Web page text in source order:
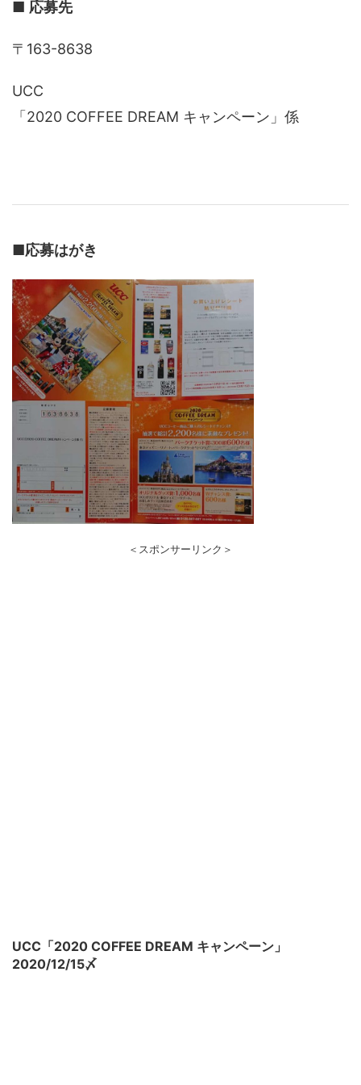
■ 応募先
〒163-8638
UCC
「2020 COFFEE DREAM キャンペーン」係
■応募はがき
＜スポンサーリンク＞
UCC「2020 COFFEE DREAM キャンペーン」
2020/12/15〆